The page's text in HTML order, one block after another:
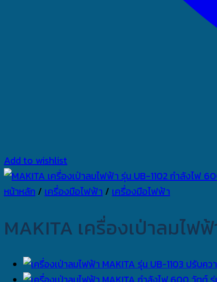
Add to wishlist
หน้าหลัก / เครื่องมือไฟฟ้า / เครื่องมือไฟฟ้า
MAKITA เครื่องเป่าลมไฟ